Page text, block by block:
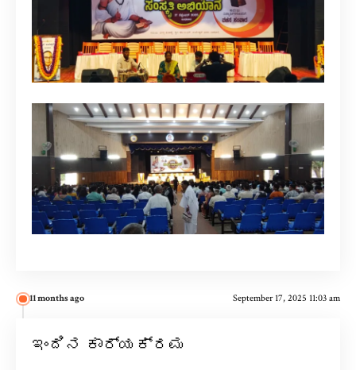
11 months ago September 17, 2025 11:03 am
ಇಂದಿನ ಕಾರ್ಯಕ್ರಮ